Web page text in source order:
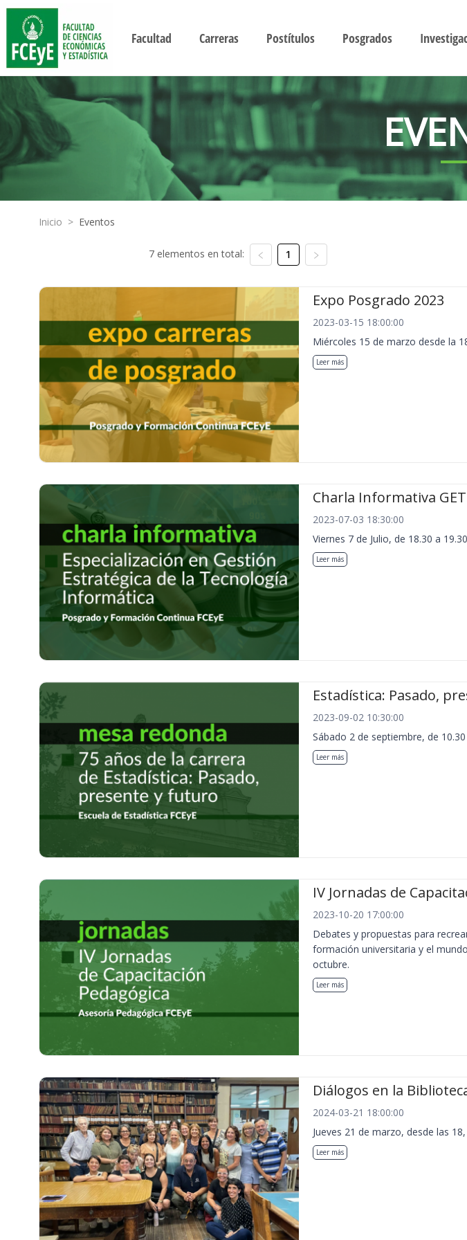
Facultad Carreras Postítulos Posgrados
Inicio > Eventos
7 elementos en total: 1
Expo Posgrado 2023
2023-03-15 18:00:00
Miércoles 15 de marzo desde la
Leer más
Charla Informativa
2023-07-03 18:30:00
Viernes 7 de Julio, de 18.30 a
Leer más
Estadística: Pasado,
2023-09-02 10:30:00
Sábado 2 de septiembre, de
Leer más
IV Jornadas de
2023-10-20 17:00:00
Debates y propuestas para
formación universitaria y el
octubre.
Leer más
Diálogos en la
2024-03-21 18:00:00
Jueves 21 de marzo, desde las
Leer más